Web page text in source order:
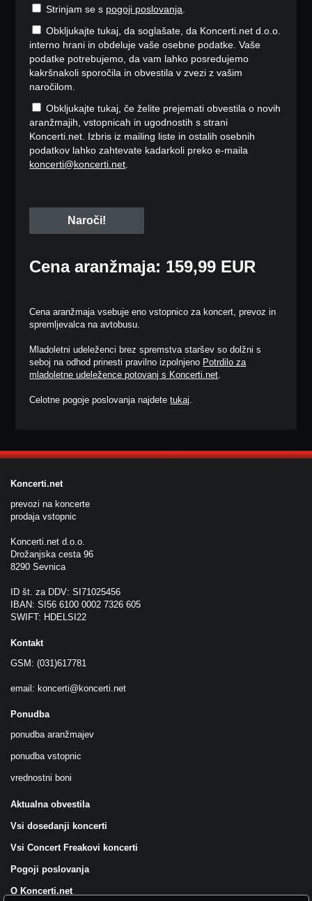
Strinjam se s pogoji poslovanja.
Obkljukajte tukaj, da soglašate, da Koncerti.net d.o.o.
interno hrani in obdeluje vaše osebne podatke. Vaše
podatke potrebujemo, da vam lahko posredujemo
kakršnakoli sporočila in obvestila v zvezi z vašim
naročilom.
Obkljukajte tukaj, če želite prejemati obvestila o novih
aranžmajih, vstopnicah in ugodnostih s strani
Koncerti.net. Izbris iz mailing liste in ostalih osebnih
podatkov lahko zahtevate kadarkoli preko e-maila
koncerti@koncerti.net.
Cena aranžmaja: 159,99 EUR
Cena aranžmaja vsebuje eno vstopnico za koncert, prevoz in
spremljevalca na avtobusu.
Mladoletni udeleženci brez spremstva staršev so dolžni s
seboj na odhod prinesti pravilno izpolnjeno Potrdilo za
mladoletne udeležence potovanj s Koncerti.net.
Celotne pogoje poslovanja najdetetukaj.
Koncerti.net
prevozi na koncerte
prodaja vstopnic
Koncerti.net d.o.o.
Drožanjska cesta 96
8290 Sevnica
ID št. za DDV: SI71025456
IBAN: SI56 6100 0002 7326 605
SWIFT: HDELSI22
Kontakt
GSM: (031)617781
email: koncerti@koncerti.net
Ponudba
ponudba aranžmajev
ponudba vstopnic
vrednostni boni
Aktualna obvestila
Vsi dosedanji koncerti
Vsi Concert Freakovi koncerti
Pogoji poslovanja
O Koncerti.net